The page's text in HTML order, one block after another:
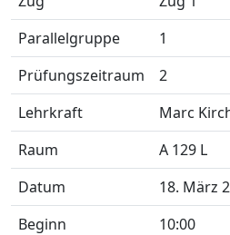
Parallelgruppe
1
Prüfungszeitraum
2
Lehrkraft
Marc
Raum
A 129 L
Datum
18. März
Beginn
10:00